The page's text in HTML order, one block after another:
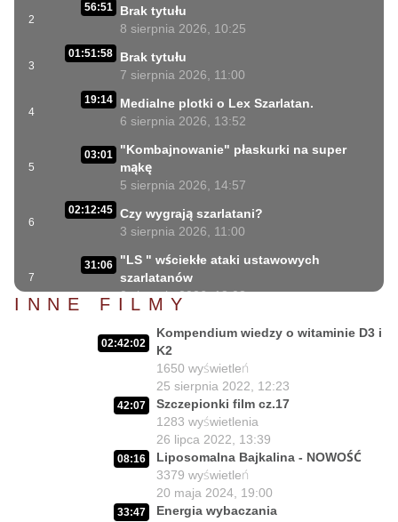
2
56:51
Brak tytułu
8 sierpnia 2026, 10:25
3
01:51:58
Brak tytułu
7 sierpnia 2026, 11:00
4
19:14
Medialne plotki o Lex Szarlatan.
6 sierpnia 2026, 13:52
5
03:01
"Kombajnowanie" płaskurki na super
mąkę
5 sierpnia 2026, 14:57
6
02:12:45 Czy wygrają szarlatani?
3 sierpnia 2026, 11:00
7
31:06
"LS " wściekłe ataki ustawowych
szarlatanów
2 sierpnia 2026, 18:08
2 sierpnia 2026, 11:09
Czego nie może się doczekać dr Suwała?
1 sierpnia 2026, 16:01
17:10 Szczepionkowa bańka w końcu pękła!
1 sierpnia 2026, 10:02
14:50 NIESPODZIANKA u Prezydenta
Nawrockiego!!
30 lipca 2026, 15:45
INNE FILMY
02:42:02
Kompendium wiedzy o witaminie D3 i
K2
1650 wyświetleń
25 sierpnia 2022, 12:23
42:07
Szczepionki film cz.17
1283 wyświetlenia
26 lipca 2022, 13:39
08:16
Liposomalna Bajkalina - NOWOŚĆ
3379 wyświetleń
20 maja 2024, 19:00
33:47
Energia wybaczania